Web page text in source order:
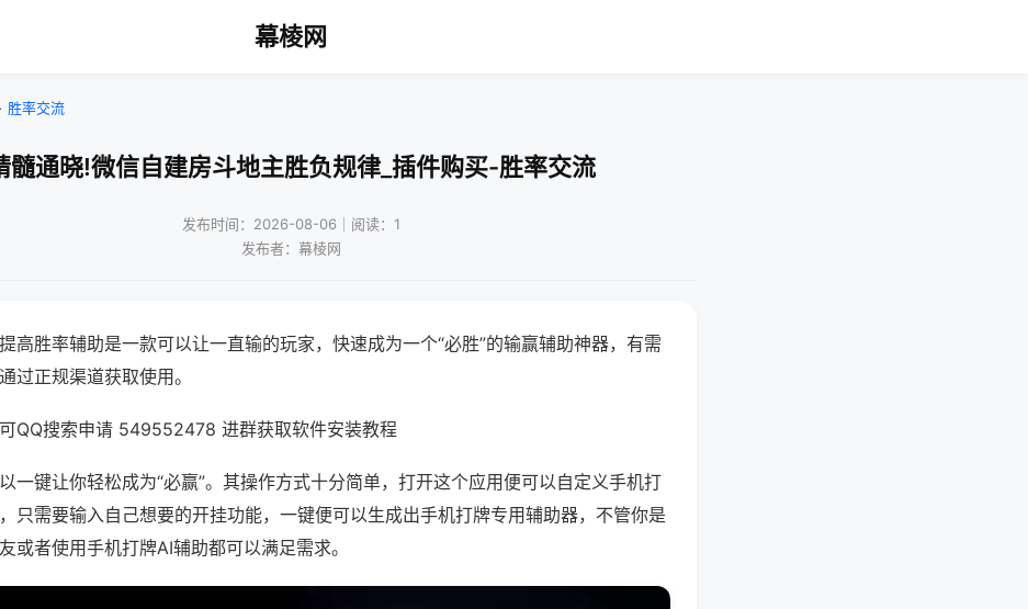
幕棱网
胜率交流
髓通晓!微信自建房斗地主胜负规律_插件购买-胜率交流
发布时间：2026-08-06｜阅读：1
发布者：幕棱网
高胜率辅助是一款可以让一直输的玩家，快速成为一个“必胜”的输赢辅助神器，有需
过正规渠道获取使用。
QQ搜索申请 549552478 进群获取软件安装教程
一键让你轻松成为“必赢”。其操作方式十分简单，打开这个应用便可以自定义手机打
只需要输入自己想要的开挂功能，一键便可以生成出手机打牌专用辅助器，不管你是
或者使用手机打牌AI辅助都可以满足需求。